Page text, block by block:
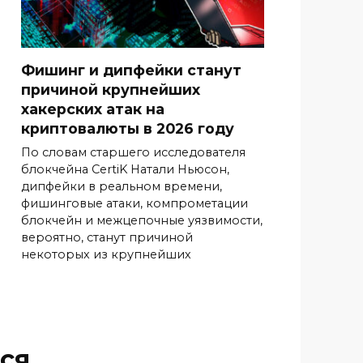
Фишинг и дипфейки станут
причиной крупнейших
хакерских атак на
криптовалюты в 2026 году
По словам старшего исследователя
блокчейна CertiK Натали Ньюсон,
дипфейки в реальном времени,
фишинговые атаки, компрометации
блокчейн и межцепочные уязвимости,
вероятно, станут причиной
некоторых из крупнейших